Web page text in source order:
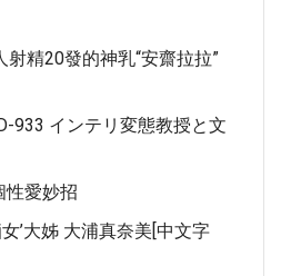
射精20發的神乳“安齋拉拉”
933 インテリ変態教授と文
性愛妙招
’大姊 大浦真奈美[中文字